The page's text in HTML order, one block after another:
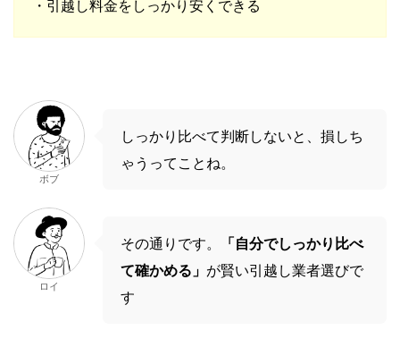
・引越し料金をしっかり安くできる
ボブ
しっかり比べて判断しないと、損しち
ゃうってことね。
ロイ
その通りです。
「自分でしっかり比べ
て確かめる」 が賢い引越し業者選びで
す